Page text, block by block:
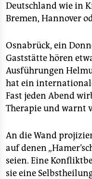
Deutschland wie in
Bremen, Hannover
Osnabrück, ein
Gaststätte hören
Ausführungen
hat ein
Fast jeden Abend
Therapie und warnt
An die Wand
auf denen
seien. Eine
sie eine